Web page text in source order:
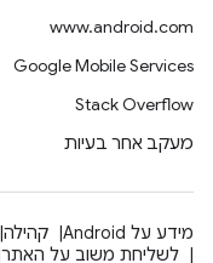
www.android.com
Google Mobile Services
Stack Overflow
מעקב אחר בעיות
מידע על Android קהילה
לשליחת משוב על האתר